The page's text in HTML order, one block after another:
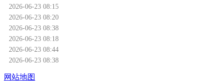
2026-06-23 08:15
2026-06-23 08:20
2026-06-23 08:38
2026-06-23 08:18
2026-06-23 08:44
2026-06-23 08:38
网站地图